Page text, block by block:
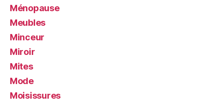
Ménopause
Meubles
Minceur
Miroir
Mites
Mode
Moisissures